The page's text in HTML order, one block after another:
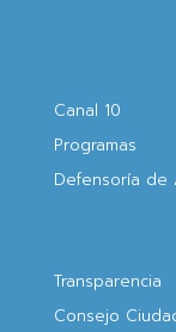
Canal 10
Programas
Defensoría de
Transparencia
Consejo